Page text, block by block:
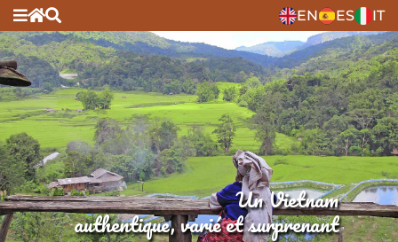
EN ES IT
Un Vietnam
authentique, varié et surprenant